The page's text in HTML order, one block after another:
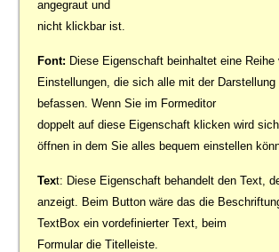
angegraut und
nicht klickbar ist.
Font: Diese Eigenschaft beinhaltet eine Reihe
Einstellungen, die sich alle mit der Darstellung
befassen. Wenn Sie im Formeditor
doppelt auf diese Eigenschaft klicken wird
öffnen in dem Sie alles bequem einstellen
Text: Diese Eigenschaft behandelt den Text,
anzeigt. Beim Button wäre das die
TextBox ein vordefinierter Text, beim
Formular die Titelleiste.